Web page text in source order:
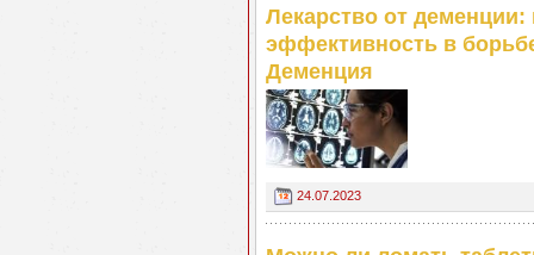
Лекарство от
эффективность в
Деменция
24.07.2023